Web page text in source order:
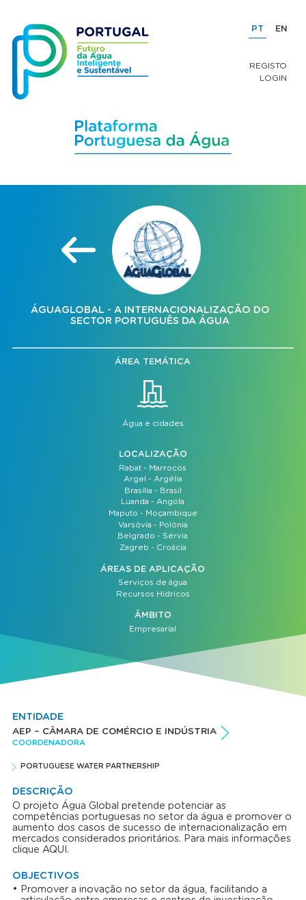
PT EN
REGISTO
LOGIN
ÁGUAGLOBAL - A INTERNACIONALIZAÇÃO DO
SECTOR PORTUGUÊS DA ÁGUA
ÁREA TEMÁTICA
Água e cidades
LOCALIZAÇÃO
Rabat - Marrocos
Argel - Argélia
Brasília - Brasil
Luanda - Angola
Maputo - Moçambique
Varsóvia - Polónia
Belgrado - Sérvia
Zagreb - Croácia
ÁREAS DE APLICAÇÃO
Serviços de água
Recursos Hídricos
ÂMBITO
Empresarial
ENTIDADE
AEP – CÂMARA DE COMÉRCIO E INDÚSTRIA
COORDENADORA
PORTUGUESE WATER PARTNERSHIP
DESCRIÇÃO
O projeto Água Global pretende potenciar as
competências portuguesas no setor da água e promover o
aumento dos casos de sucesso de internacionalização em
mercados considerados prioritários. Para mais informações
clique AQUI.
OBJECTIVOS
Promover a inovação no setor da água, facilitando a